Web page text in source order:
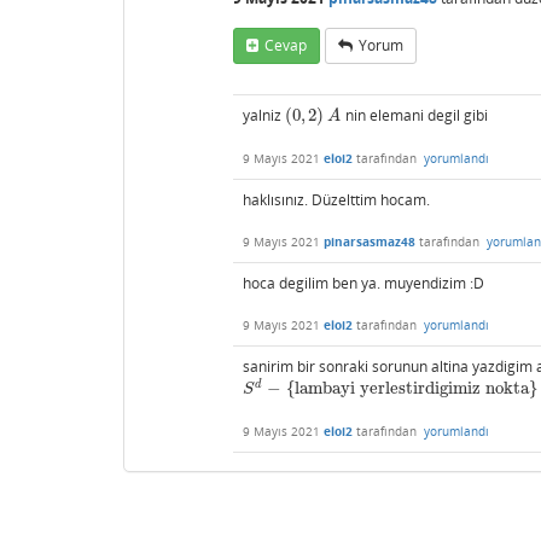
Cevap Yorum
yalniz (0, 2)
(0,2) A
A nin elemani degil gibi
9 Mayıs 2021 eloi2 tarafından yorumlandı
haklısınız. Düzelttim hocam.
9 Mayıs 2021 pinarsasmaz48 tarafından
hoca degilim ben ya. muyendizim :D
9 Mayıs 2021 eloi2 tarafından yorumlandı
sanirim bir sonraki sorunun altina
Sd − {lambayi yerlestirdigimiz nokta}
Sd− {lambayi yerlestirdigimiz nokta}
9 Mayıs 2021 eloi2 tarafından yorumlandı